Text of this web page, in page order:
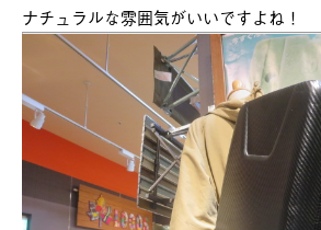
ナチュラルな雰囲気がいいですよね！